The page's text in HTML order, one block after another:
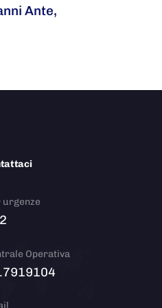
Ante,
urgenze
Operativa